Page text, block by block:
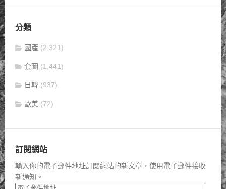
分類
國產 (2,321)
套圖 (1,441)
日韓 (937)
歐美 (72)
訂閱網站
輸入你的電子郵件地址訂閱網站的新文章，使用電子郵件接收
新通知。